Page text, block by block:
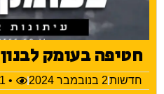
חטיפה בעומק לבנון
חדשות2 בנובמבר 2024
• 4,281